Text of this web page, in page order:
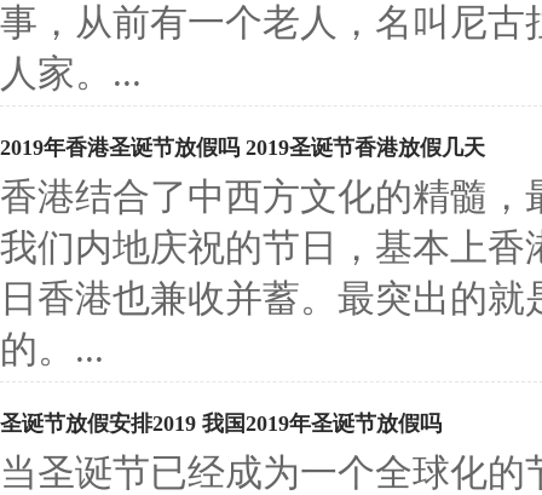
事，从前有一个老人，名叫尼
人家。...
2019年香港圣诞节放假吗 2019圣诞节香港放假几天
香港结合了中西方文化的精髓
我们内地庆祝的节日，基本上
日香港也兼收并蓄。最突出的
的。...
圣诞节放假安排2019 我国2019年圣诞节放假吗
当圣诞节已经成为一个全球化